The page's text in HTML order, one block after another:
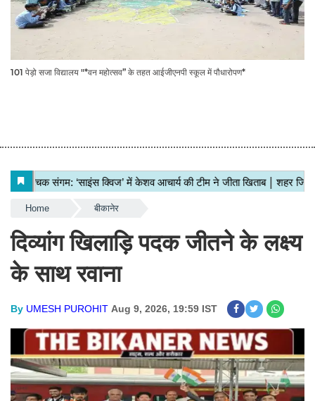
101 पेड़ो सजा विद्यालय "*वन महोत्सव” के तहत आईजीएनपी स्कूल में पौधारोपण*
Home बीकानेर
दिव्यांग खिलाड़ि पदक जीतने के लक्ष्य
के साथ रवाना
By UMESH PUROHIT Aug 9, 2026, 19:59 IST